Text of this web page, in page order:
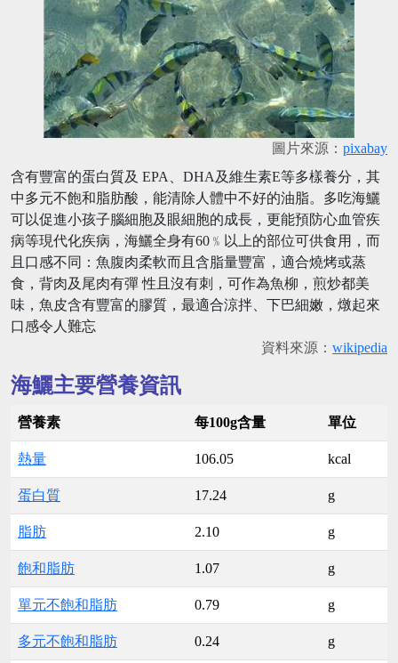
圖片來源： pixabay
含有豐富的蛋白質及 EPA、DHA及維生素E等多樣養分，其
中多元不飽和脂肪酸，能清除人體中不好的油脂。多吃海鱺
可以促進小孩子腦細胞及眼細胞的成長，更能預防心血管疾
病等現代化疾病，海鱺全身有60﹪以上的部位可供食用，而
且口感不同：魚腹肉柔軟而且含脂量豐富，適合燒烤或蒸
食，背肉及尾肉有彈 性且沒有刺，可作為魚柳，煎炒都美
味，魚皮含有豐富的膠質，最適合涼拌、下巴細嫩，燉起來
口感令人難忘
資料來源： wikipedia
海鱺主要營養資訊
營養素 每100g含量 單位
熱量 106.05 kcal
蛋白質 17.24 g
脂肪 2.10 g
飽和脂肪 1.07 g
單元不飽和脂肪 0.79 g
多元不飽和脂肪 0.24 g